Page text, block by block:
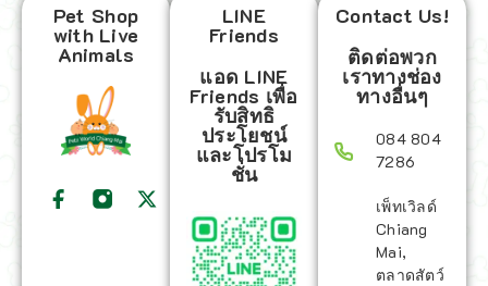
Pet Shop
with Live
Animals
LINE
Friends
แอด LINE
Friends เพื่อ
รับสิทธิ
ประโยชน์
และโปรโม
ชั่น
Contact Us!
ติดต่อพวก
เราทางช่อง
ทางอื่นๆ
084 804
7286
เพ็ทเวิลด์
Chiang
Mai,
ตลาดสัตว์